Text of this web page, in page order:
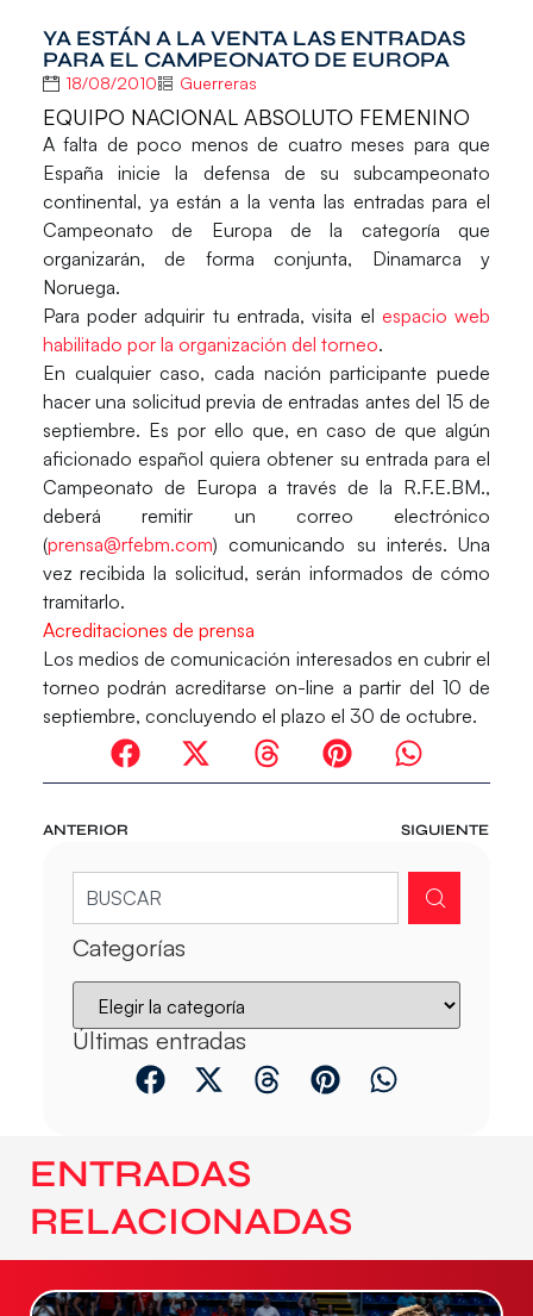
YA ESTÁN A LA VENTA LAS ENTRADAS
PARA EL CAMPEONATO DE EUROPA
18/08/2010 Guerreras
EQUIPO NACIONAL ABSOLUTO FEMENINO
A falta de poco menos de cuatro meses para que
España inicie la defensa de su subcampeonato
continental, ya están a la venta las entradas para el
Campeonato de Europa de la categoría que
organizarán, de forma conjunta, Dinamarca y
Noruega.
Para poder adquirir tu entrada, visita el espacio web
habilitado por la organización del torneo.
En cualquier caso, cada nación participante puede
hacer una solicitud previa de entradas antes del 15 de
septiembre. Es por ello que, en caso de que algún
aficionado español quiera obtener su entrada para el
Campeonato de Europa a través de la R.F.E.BM.,
deberá remitir un correo electrónico
(prensa@rfebm.com) comunicando su interés. Una
vez recibida la solicitud, serán informados de cómo
tramitarlo.
Acreditaciones de prensa
Los medios de comunicación interesados en cubrir el
torneo podrán acreditarse on-line a partir del 10 de
septiembre, concluyendo el plazo el 30 de octubre.
ANTERIOR SIGUIENTE
Categorías
Últimas entradas
ENTRADAS
RELACIONADAS